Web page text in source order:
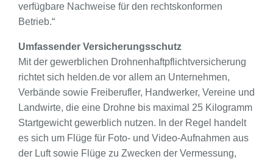
verfügbare Nachweise für den rechtskonformen
Betrieb.“
Umfassender Versicherungsschutz
Mit der gewerblichen Drohnenhaftpflichtversicherung
richtet sich helden.de vor allem an Unternehmen,
Verbände sowie Freiberufler, Handwerker, Vereine und
Landwirte, die eine Drohne bis maximal 25 Kilogramm
Startgewicht gewerblich nutzen. In der Regel handelt
es sich um Flüge für Foto- und Video-Aufnahmen aus
der Luft sowie Flüge zu Zwecken der Vermessung,